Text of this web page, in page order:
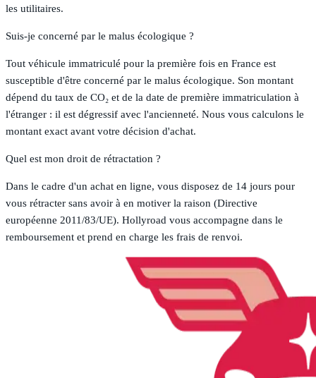
les utilitaires.
Suis-je concerné par le malus écologique ?
Tout véhicule immatriculé pour la première fois en France est
susceptible d'être concerné par le malus écologique. Son montant
dépend du taux de CO₂ et de la date de première immatriculation à
l'étranger : il est dégressif avec l'ancienneté. Nous vous calculons le
montant exact avant votre décision d'achat.
Quel est mon droit de rétractation ?
Dans le cadre d'un achat en ligne, vous disposez de 14 jours pour
vous rétracter sans avoir à en motiver la raison (Directive
européenne 2011/83/UE). Hollyroad vous accompagne dans le
remboursement et prend en charge les frais de renvoi.